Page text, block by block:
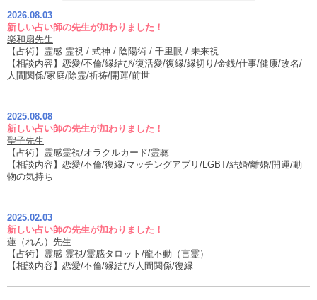
2026.08.03
新しい占い師の先生が加わりました！
楽和扇先生
【占術】霊感 霊視 / 式神 / 陰陽術 / 千里眼 / 未来視
【相談内容】恋愛/不倫/縁結び/復活愛/復縁/縁切り/金銭/仕事/健康/改名/
人間関係/家庭/除霊/祈祷/開運/前世
2025.08.08
新しい占い師の先生が加わりました！
聖子先生
【占術】霊感霊視/オラクルカード/霊聴
【相談内容】恋愛/不倫/復縁/マッチングアプリ/LGBT/結婚/離婚/開運/動
物の気持ち
2025.02.03
新しい占い師の先生が加わりました！
蓮（れん）先生
【占術】霊感 霊視/霊感タロット/龍不動（言霊）
【相談内容】恋愛/不倫/縁結び/人間関係/復縁